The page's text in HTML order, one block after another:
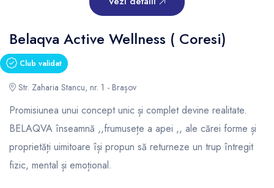
Belaqva Active Wellness ( Coresi)
Club validat
Str. Zaharia Stancu, nr. 1 - Brașov
Promisiunea unui concept unic și complet devine realitate.
BELAQVA înseamnă ,,frumusețe a apei ,, ale cărei forme și
proprietăți uimitoare își propun să returneze un trup întregit
fizic, mental și emoțional.